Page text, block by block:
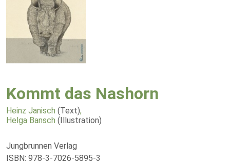
Kommt das Nashorn
Heinz Janisch (Text),
Helga Bansch (Illustration)
Jungbrunnen Verlag
ISBN: 978-3-7026-5895-3